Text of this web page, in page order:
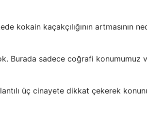
kokain kaçakçılığının artmasının
Burada sadece coğrafi konumumuz
üç cinayete dikkat çekerek